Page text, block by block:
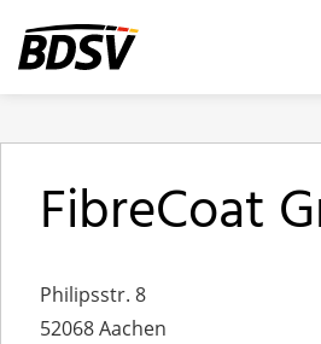
FibreCoat
Philipsstr. 8
52068 Aachen